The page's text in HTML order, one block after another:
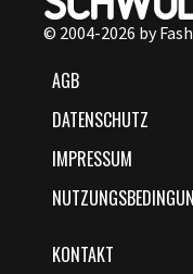
© 2004-2026 by
AGB
DATENSCHUTZ
IMPRESSUM
KONTAKT